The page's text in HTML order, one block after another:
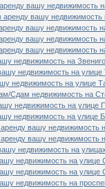
вашу недвижимость
вашу недвижимость
вашу недвижимость
вашу недвижимость
вашу недвижимость
недвижимость на
недвижимость на улице
недвижимость на улице
Сдам недвижимость на
недвижимость на улице
недвижимость на улице
вашу недвижимость
вашу недвижимость
недвижимость на
недвижимость на улице
недвижимость на улице
недвижимость на